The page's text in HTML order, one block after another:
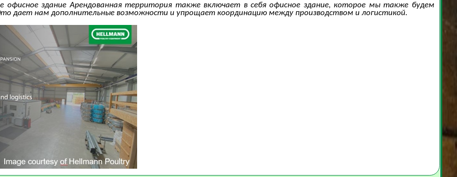
офисное здание Арендованная территория также включает в себя офисное здание, которое мы также будем
дает нам дополнительные возможности и упрощает координацию между производством и логистикой.